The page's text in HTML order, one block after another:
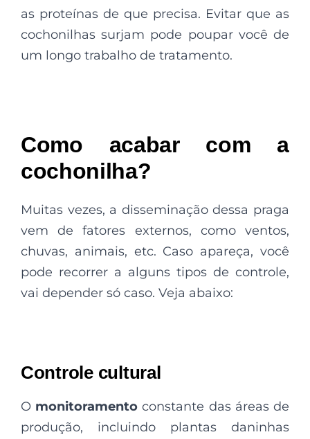
as proteínas de que precisa. Evitar que as
cochonilhas surjam pode poupar você de
um longo trabalho de tratamento.
Como acabar com a
cochonilha?
Muitas vezes, a disseminação dessa praga
vem de fatores externos, como ventos,
chuvas, animais, etc. Caso apareça, você
pode recorrer a alguns tipos de controle,
vai depender só caso. Veja abaixo:
Controle cultural
O monitoramento constante das áreas de
produção, incluindo plantas daninhas